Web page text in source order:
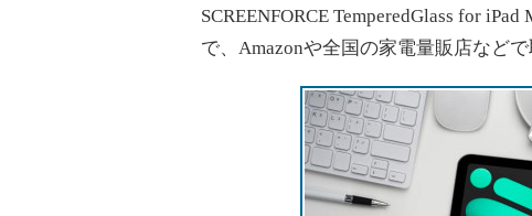
SCREENFORCE TemperedGlass for
で、Amazonや全国の家電量販店などで